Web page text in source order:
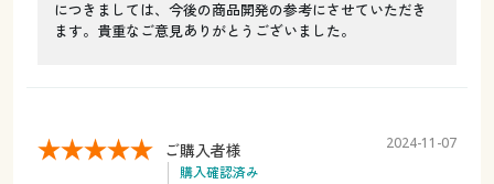
につきましては、今後の商品開発の参考にさせていただき
ます。貴重なご意見ありがとうございました。
ご購入者様
購入確認済み
2024-11-07